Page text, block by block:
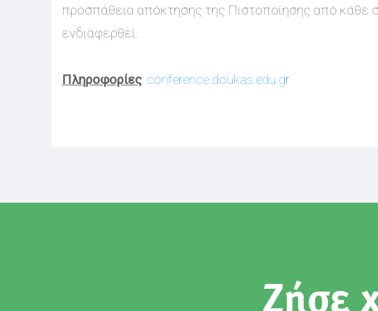
προσπάθεια απόκτησης της Πιστοποίησης από κάθε
ενδιαφερθεί.
Πληροφορίες: conference.doukas.edu.gr
Ζήσε